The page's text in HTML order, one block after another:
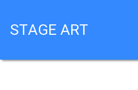
STAGE ART